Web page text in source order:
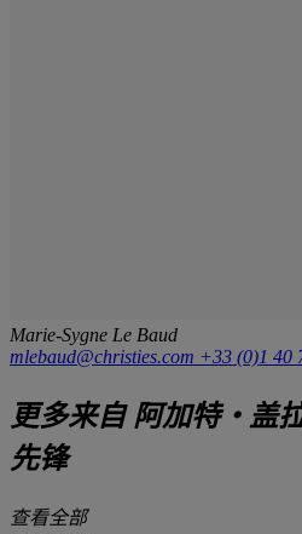
Marie-Sygne Le Baud
mlebaud@christies.com +33 (0)1 40
更多来自阿加特‧盖
先锋
查看全部